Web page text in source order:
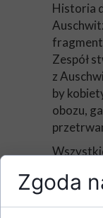
Historia
Zespół
z
by
obozu,
Anne
Zgoda